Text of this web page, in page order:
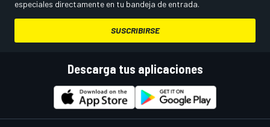
especiales directamente en tu bandeja de entrada.
SUSCRIBIRSE
Descarga tus aplicaciones